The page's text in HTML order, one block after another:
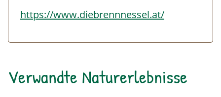
https://www.diebrennnessel.at/
Verwandte Naturerlebnisse